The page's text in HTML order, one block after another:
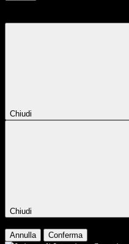
Chiudi
Chiudi
Annulla Conferma